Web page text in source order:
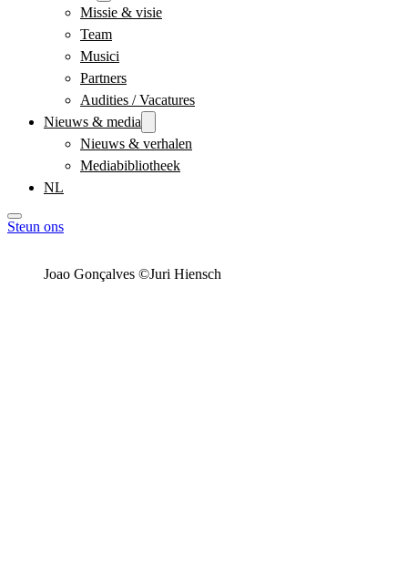
Missie & visie
Team
Musici
Partners
Audities / Vacatures
Nieuws & media
Nieuws & verhalen
Mediabibliotheek
NL
Steun ons
Joao Gonçalves ©Juri Hiensch